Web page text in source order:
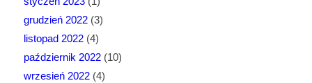
grudzień 2022(3)
listopad 2022(4)
październik 2022(10)
wrzesień 2022(4)